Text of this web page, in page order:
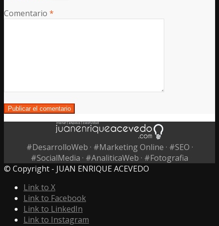
Comentario *
#DesarrolloWeb · #Marketing Online · #SEO ·
#SocialMedia · #AnaliticaWeb · #Fotografia
© Copyright - JUAN ENRIQUE ACEVEDO
Link to X
Link to Facebook
Link to LinkedIn
Link to Instagram